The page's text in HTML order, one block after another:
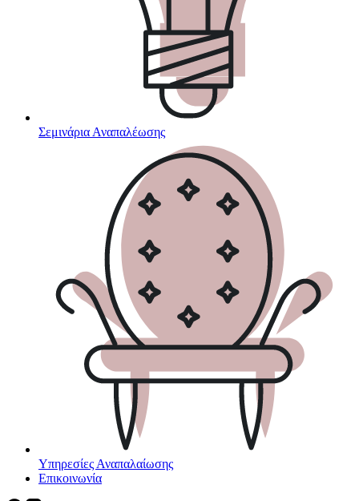
Σεμινάρια Αναπαλέωσης
Υπηρεσίες Αναπαλαίωσης
Επικοινωνία